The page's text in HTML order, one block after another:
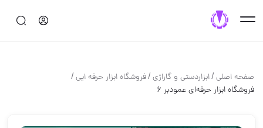
صفحه اصلی/ابزاردستی و گاراژی/فروشگاه ابزار حرفه ایی/
فروشگاه ابزار حرفه‌ای عمودبر ۶